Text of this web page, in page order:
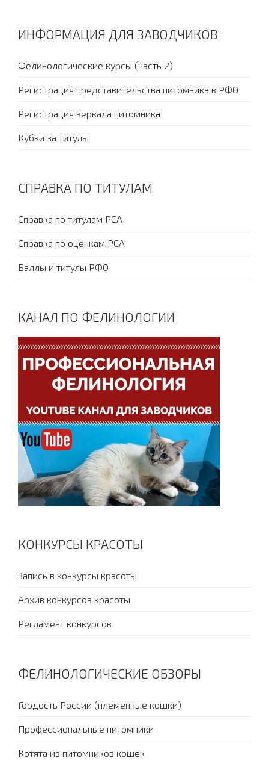
ИНФОРМАЦИЯ ДЛЯ ЗАВОДЧИКОВ
Фелинологические курсы (часть 2)
Регистрация представительства питомника в РФО
Регистрация зеркала питомника
Кубки за титулы
СПРАВКА ПО ТИТУЛАМ
Справка по титулам PCA
Справка по оценкам PCA
Баллы и титулы РФО
КАНАЛ ПО ФЕЛИНОЛОГИИ
КОНКУРСЫ КРАСОТЫ
Запись в конкурсы красоты
Архив конкурсов красоты
Регламент конкурсов
ФЕЛИНОЛОГИЧЕСКИЕ ОБЗОРЫ
Гордость России (племенные кошки)
Профессиональные питомники
Котята из питомников кошек